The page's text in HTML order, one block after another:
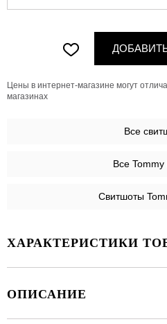
Цены в интернет-магазине могут
магазинах
Все
Все
Свитшоты
ХАРАКТЕРИСТИКИ
ОПИСАНИЕ